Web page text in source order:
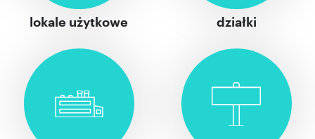
lokale użytkowe działki